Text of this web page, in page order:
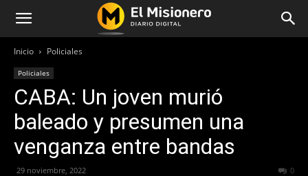
Inicio Policiales
Policiales
CABA: Un joven murió
baleado y presumen una
venganza entre bandas
29 noviembre, 2022 0